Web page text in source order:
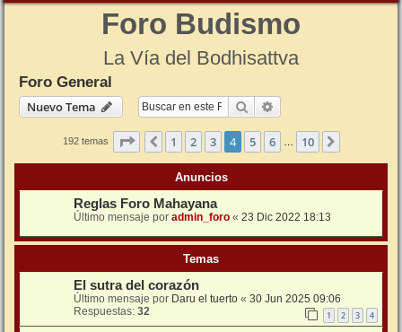
Foro Budismo
La Vía del Bodhisattva
Foro General
Nuevo Tema
Buscar
192 temas Página de 10
Anterior
1 2 3 4 5 6 10
Anuncios
Reglas Foro Mahayana
Último mensaje por admin_foro « 23 Dic 2022 18:13
Temas
El sutra del corazón
Último mensaje por Daru el tuerto « 30 Jun 2025 09:06
Respuestas: 32 1 2 3 4